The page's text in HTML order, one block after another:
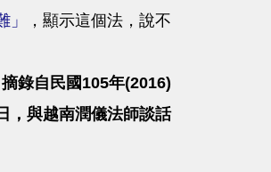
，顯示這個法，說不
摘錄自民國105年(2016)
，與越南潤儀法師談話